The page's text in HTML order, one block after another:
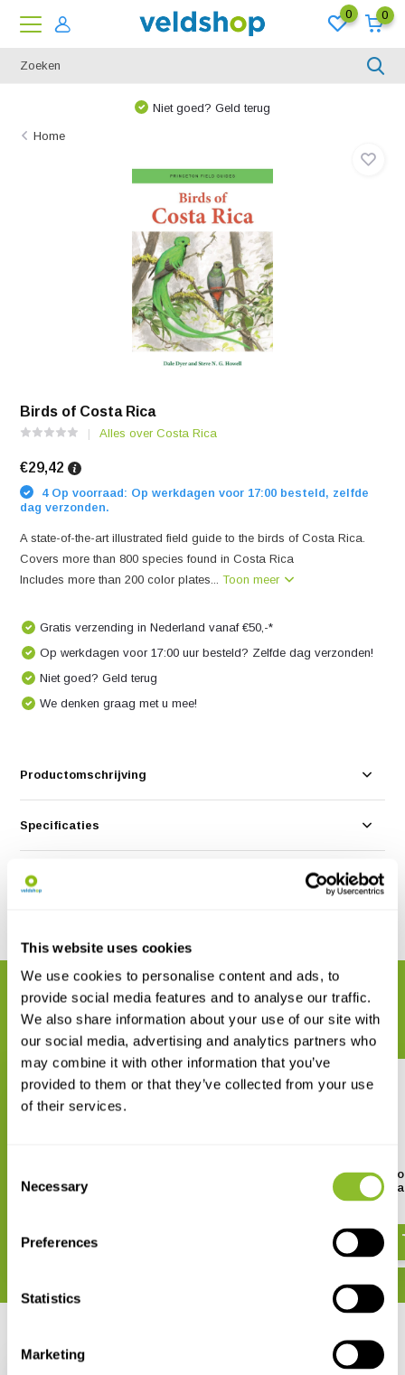
This website uses cookies
We use cookies to personalise content and ads, to
provide social media features and to analyse our traffic.
We also share information about your use of our site with
our social media, advertising and analytics partners who
may combine it with other information that you’ve
provided to them or that they’ve collected from your use
of their services.
Selection
Necessary
Preferences
Statistics
Marketing
0 0
Niet goed? Geld terug
Home
Birds of Costa Rica
Alles over Costa Rica
€29,42
4 Op voorraad: Op werkdagen voor 17:00 besteld, zelfde
dag verzonden.
A state-of-the-art illustrated field guide to the birds of Costa Rica.
Covers more than 800 species found in Costa Rica
Includes more than 200 color plates...Toon meer
Gratis verzending in Nederland vanaf €50,-*
Op werkdagen voor 17:00 uur besteld? Zelfde dag verzonden!
Niet goed? Geld terug
We denken graag met u mee!
Productomschrijving
Specificaties
Reviews
GERELATEERDE PRODUCTEN
Maak uw bestelling compleet
A Naturalist’s Guide
Birds of Costa Rica